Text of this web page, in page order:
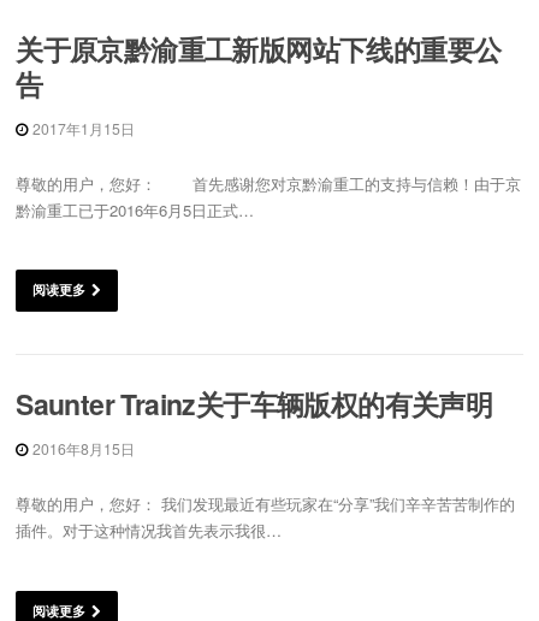
关于原京黔渝重工新版网站下线的重要公
告
2017年1月15日
尊敬的用户，您好： 首先感谢您对京黔渝重工的支持与信赖！由于京
黔渝重工已于2016年6月5日正式…
阅读更多
Saunter Trainz关于车辆版权的有关声明
2016年8月15日
尊敬的用户，您好： 我们发现最近有些玩家在“分享”我们辛辛苦苦制作的
插件。对于这种情况我首先表示我很…
阅读更多